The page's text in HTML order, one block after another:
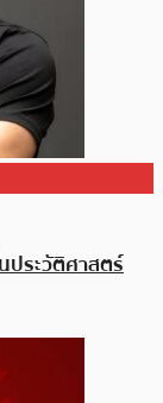
ประวัติศาสตร์